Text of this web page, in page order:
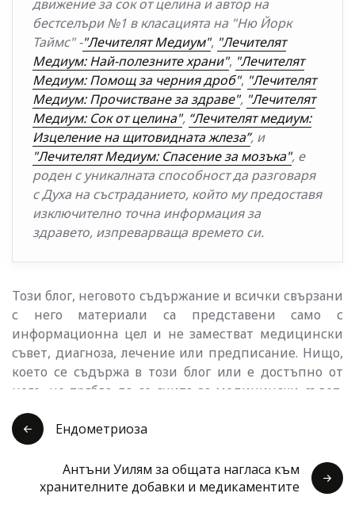
движение за сок от целина и автор на
бестселъри №1 в класацията на "Ню Йорк
Таймс" -"Лечителят Медиум", "Лечителят
Медиум: Най-полезните храни", "Лечителят
Медиум: Помощ за черния дроб", "Лечителят
Медиум: Прочистване за здраве", "Лечителят
Медиум: Сок от целина", “Лечителят медиум:
Изцеление на щитовидната жлеза”, и
"Лечителят Медиум: Спасение за мозъка", е
роден с уникалната способност да разговаря
с Духа на състраданието, който му предоставя
изключително точна информация за
здравето, изпреварваща времето си.
Този блог, неговото съдържание и всички свързани
с него материали са представени само с
информационна цел и не заместват медицински
съвет, диагноза, лечение или предписание. Нищо,
което се съдържа в този блог или е достъпно от
него, не трябва да се счита за медицински съвет,
диагноза, лечение или предписание, нито за
обещание за ползи, претенция за излекуване,
правна гаранция или гаранция за резултатите,
които ще бъдат постигнати. Никога не
пренебрегвайте медицински съвет или не
Ендометриоза
Антъни Уилям за общата нагласа към
хранителните добавки и медикаментите